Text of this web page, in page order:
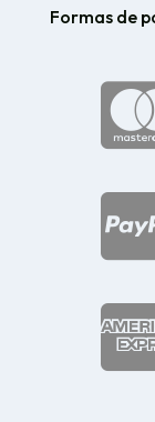
Formas de